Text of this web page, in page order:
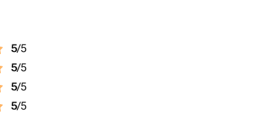
5/5
5/5
5/5
5/5